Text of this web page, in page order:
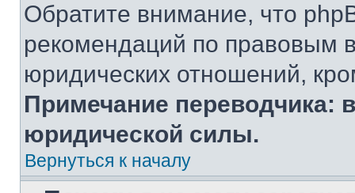
Обратите внимание, что
рекомендаций по правовым
юридических отношений,
Примечание переводчика:
юридической силы.
Вернуться к началу